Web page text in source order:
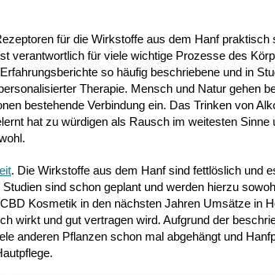
für die Wirkstoffe aus dem Hanf praktisch
verantwortlich für viele wichtige Prozesse des
so häufig beschriebene und in
Therapie. Mensch und Natur gehen
bestehende Verbindung ein. Das Trinken von
hat zu würdigen als Rausch im weitesten Sinne
. Die Wirkstoffe aus dem Hanf sind fettlöslich und
sind schon geplant und werden hierzu
Kosmetik in den nächsten Jahren Umsätze in
wirkt und gut vertragen wird. Aufgrund der
anderen Pflanzen schon mal abgehängt und